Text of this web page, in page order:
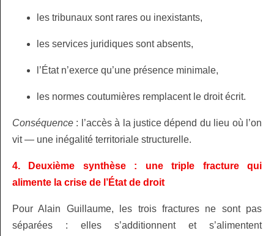
les tribunaux sont rares ou inexistants,
les services juridiques sont absents,
l’État n’exerce qu’une présence minimale,
les normes coutumières remplacent le droit écrit.
Conséquence : l’accès à la justice dépend du lieu où l’on
vit — une inégalité territoriale structurelle.
4. Deuxième synthèse : une triple fracture qui
alimente la crise de l’État de droit
Pour Alain Guillaume, les trois fractures ne sont pas
séparées : elles s’additionnent et s’alimentent